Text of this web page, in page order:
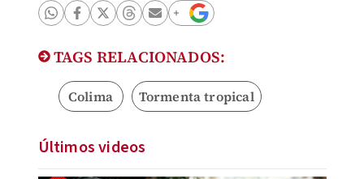
TAGS RELACIONADOS:
Colima Tormenta tropical
Últimos videos